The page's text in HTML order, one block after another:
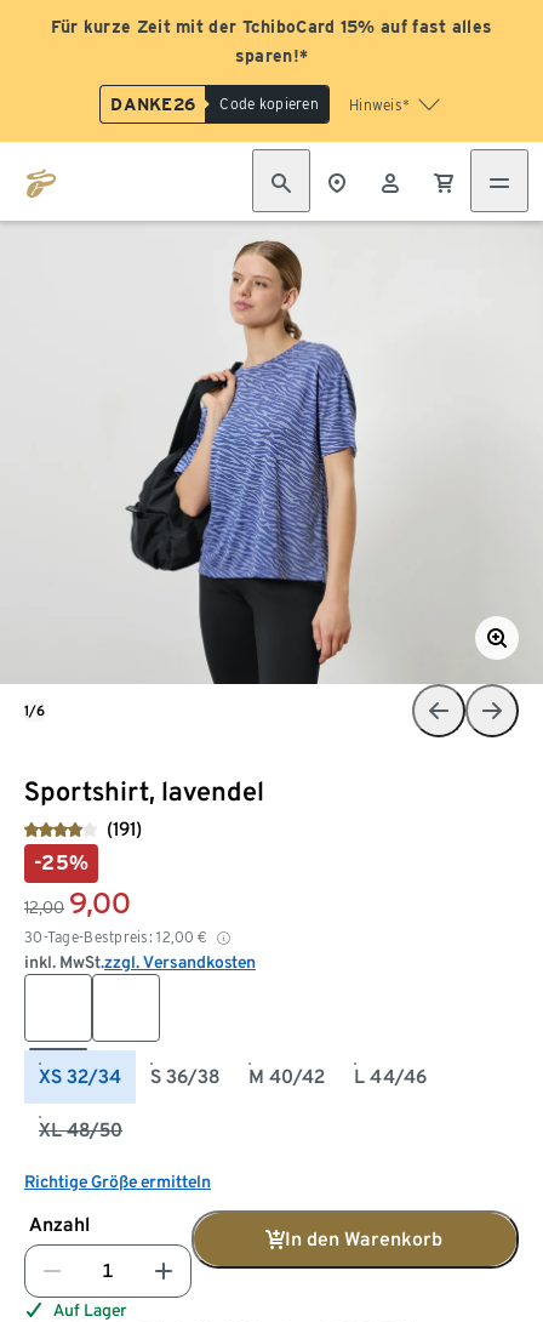
Für kurze Zeit mit der TchiboCard 15% auf fast alles
sparen!*
DANKE26 Code kopieren Hinweis*
Sportshirt, lavendel
(191)
-25%
12,00 9,00
30-Tage-Bestpreis: 12,00 €
inkl. MwSt.zzgl. Versandkosten
XS 32/34 S 36/38 M 40/42 L 44/46
XL 48/50
Richtige Größe ermitteln
Anzahl
In den Warenkorb
Auf Lager
1/6